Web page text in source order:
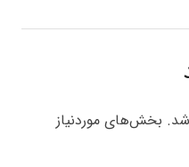
بخش‌های موردنیاز